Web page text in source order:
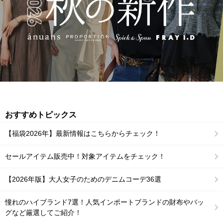
おすすめトピックス
【福袋2026年】最新情報はこちらからチェック！
セールアイテム販売中！対象アイテムをチェック！
【2026年版】大人女子のためのデニムコーデ36選
憧れのハイブランド7選！人気インポートブランドの財布やバッ
グなど厳選してご紹介！